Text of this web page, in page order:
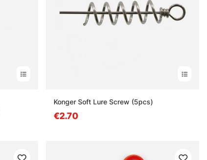
Konger Soft Lure Screw (5pcs)
€2.70